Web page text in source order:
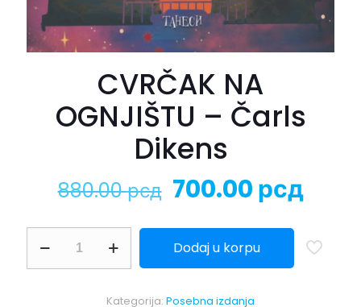
CVRČAK NA
OGNJIŠTU – Čarls
Dikens
880.00рсд Originalna
je
bila:
700.00рсд
je:
NA
OGNJIŠTU
Dodaj u korpu
Kategorija: Posebna izdanja